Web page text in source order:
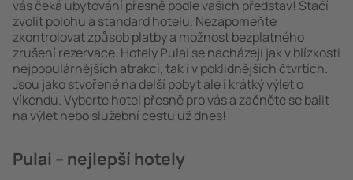
vás čeká ubytování přesně podle vašich představ! Stačí
zvolit polohu a standard hotelu. Nezapomeňte
zkontrolovat způsob platby a možnost bezplatného
zrušení rezervace. Hotely Pulai se nacházejí jak v blízkosti
nejpopulárnějších atrakcí, tak i v poklidnějších čtvrtích.
Jsou jako stvořené na delší pobyt ale i krátký výlet o
víkendu. Vyberte hotel přesně pro vás a začněte se balit
na výlet nebo služební cestu už dnes!
Pulai – nejlepší hotely